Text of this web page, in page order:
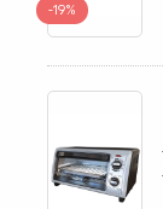
-19%